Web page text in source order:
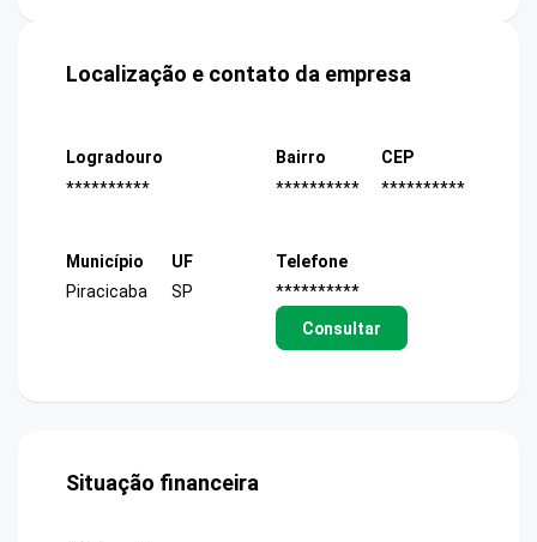
Localização e contato da empresa
Logradouro
**********
Bairro
**********
CEP
**********
Município
Piracicaba
UF
SP
Telefone
**********
Consultar
Situação financeira